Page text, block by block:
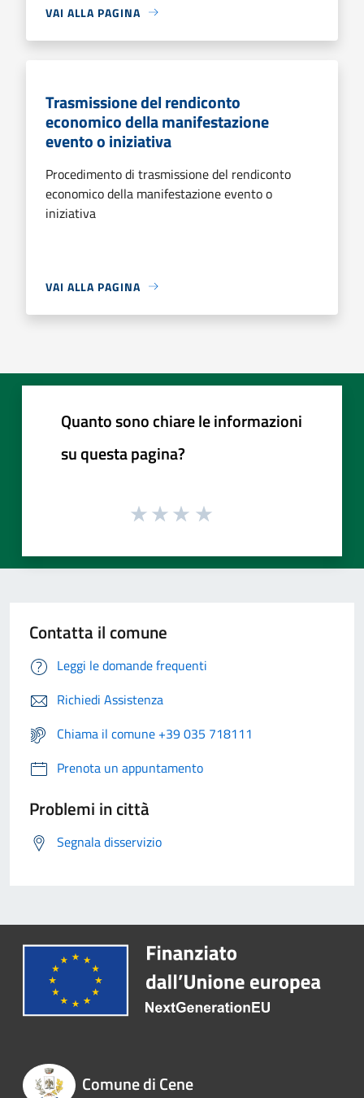
VAI ALLA PAGINA
Trasmissione del rendiconto
economico della manifestazione
evento o iniziativa
Procedimento di trasmissione del rendiconto
economico della manifestazione evento o
iniziativa
VAI ALLA PAGINA
Quanto sono chiare le informazioni
su questa pagina?
Contatta il comune
Leggi le domande frequenti
Richiedi Assistenza
Chiama il comune +39 035 718111
Prenota un appuntamento
Problemi in città
Segnala disservizio
Comune di Cene